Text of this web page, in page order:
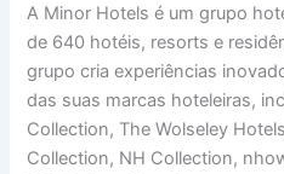
A Minor Hotels é um grupo
de 640 hotéis, resorts e
grupo cria experiências
das suas marcas hoteleiras,
Collection, The Wolseley
Collection, NH Collection,